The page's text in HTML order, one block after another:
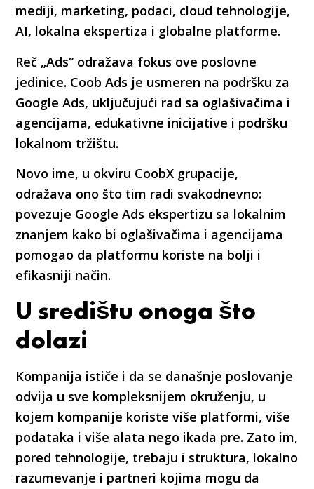
mediji, marketing, podaci, cloud tehnologije,
AI, lokalna ekspertiza i globalne platforme.
Reč „Ads“ odražava fokus ove poslovne
jedinice. Coob Ads je usmeren na podršku za
Google Ads, uključujući rad sa oglašivačima i
agencijama, edukativne inicijative i podršku
lokalnom tržištu.
Novo ime, u okviru CoobX grupacije,
odražava ono što tim radi svakodnevno:
povezuje Google Ads ekspertizu sa lokalnim
znanjem kako bi oglašivačima i agencijama
pomogao da platformu koriste na bolji i
efikasniji način.
U središtu onoga što
dolazi
Kompanija ističe i da se današnje poslovanje
odvija u sve kompleksnijem okruženju, u
kojem kompanije koriste više platformi, više
podataka i više alata nego ikada pre. Zato im,
pored tehnologije, trebaju i struktura, lokalno
razumevanje i partneri kojima mogu da